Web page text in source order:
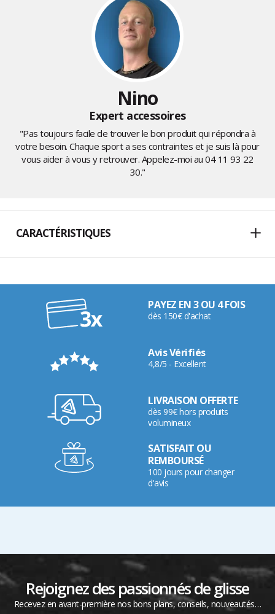
Nino
Expert accessoires
"Pas toujours facile de trouver le bon produit qui répondra à
votre besoin. Chaque sport a ses contraintes et je suis là pour
vous aider à vous y retrouver. Appelez-moi au04 11 93 22
30."
CARACTÉRISTIQUES
PAYEZ EN 3 OU 4 FOIS
dès 150€ d'achat
Avis Vérifiés
4,8/5 - Excellent
LIVRAISON OFFERTE
dès 99€ hors produits
volumineux
SATISFAIT OU
REMBOURSÉ
100 jours pour changer
d'avis
Rejoignez des passionnés de glisse
Recevez en avant-première nos bons plans, conseils, nouveautés…